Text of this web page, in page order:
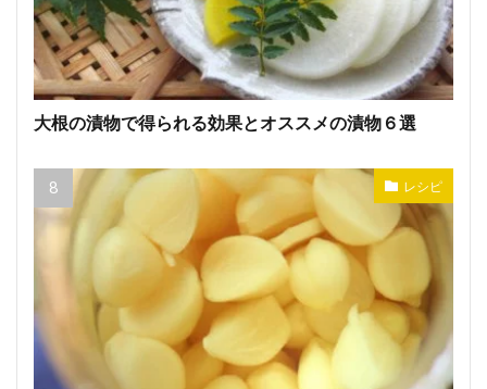
大根の漬物で得られる効果とオススメの漬物６選
レシピ